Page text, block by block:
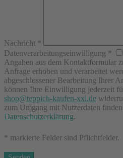
Nachricht *
Datenverarbeitungseinwilligung *
Angaben aus dem Kontaktformular
Anfrage erhoben und verarbeitet
abgeschlossener Bearbeitung Ihrer
können Ihre Einwilligung jederzeit
shop@teppich-kaufen-xxl.de
zum Umgang mit Nutzerdaten
Datenschutzerklärung.
* markierte Felder sind Pflichtfelder.